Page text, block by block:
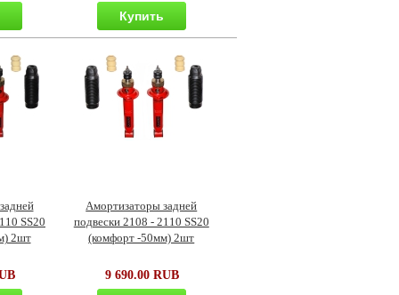
Купить
SS20
2шт
Амортизаторы задней
подвески 2108 - 2110 SS20
(комфорт -50мм) 2шт
9 690.00 RUB